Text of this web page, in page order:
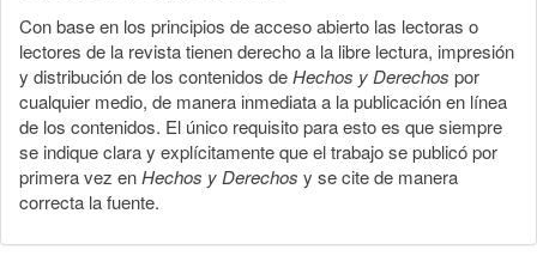
Con base en los principios de acceso abierto las lectoras o
lectores de la revista tienen derecho a la libre lectura, impresión
y distribución de los contenidos deHechos y Derechos por
cualquier medio, de manera inmediata a la publicación en línea
de los contenidos. El único requisito para esto es que siempre
se indique clara y explícitamente que el trabajo se publicó por
primera vez enHechos y Derechos y se cite de manera
correcta la fuente.